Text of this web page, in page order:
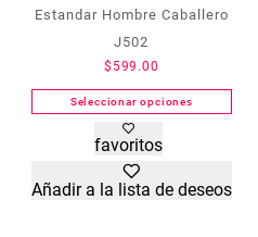
Estandar Hombre Caballero
J502
$ 599.00
Seleccionar opciones
Este
producto
tiene
múltiples
favoritos
Añadir a la lista de deseos